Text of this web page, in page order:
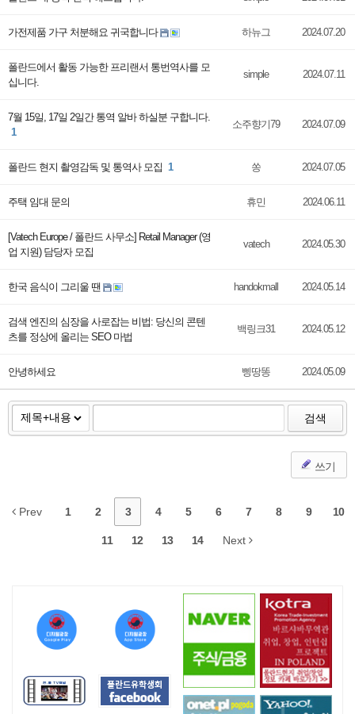
가전제품 가구 처분해요 귀국합니다 하뉴그 2024.07.20
폴란드에서 활동 가능한 프리랜서 통번역사를 모
십니다.
simple 2024.07.11
7월 15일, 17일 2일간 통역 알바 하실분 구합니다.
1
소주향기79 2024.07.09
폴란드 현지 촬영감독 및 통역사 모집 1 쏭 2024.07.05
주택 임대 문의 휴민 2024.06.11
[Vatech Europe / 폴란드 사무소] Retail Manager (영
업 지원) 담당자 모집
vatech 2024.05.30
한국 음식이 그리울 땐 handokmall 2024.05.14
검색 엔진의 심장을 사로잡는 비법: 당신의 콘텐
츠를 정상에 올리는 SEO 마법
백링크31 2024.05.12
안녕하세요 삥땅똥 2024.05.09
검색
쓰기
Prev 1 2 3 4 5 6 7 8 9 10
11 12 13 14 Next